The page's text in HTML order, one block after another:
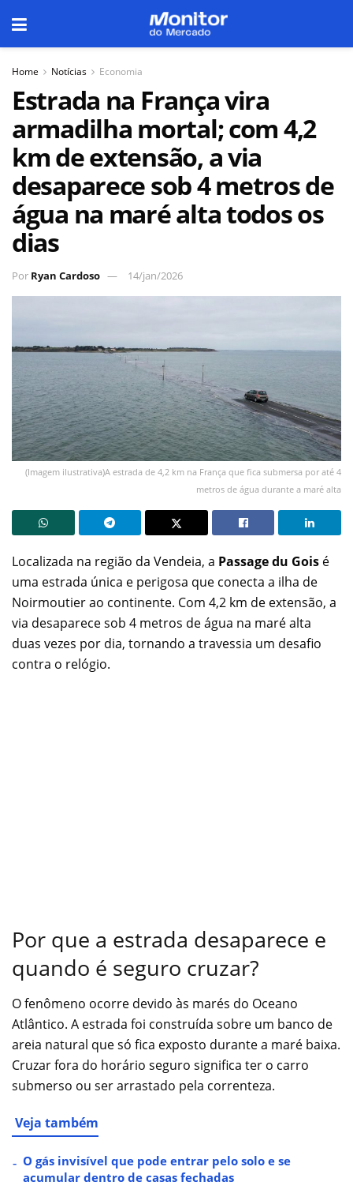
Home Notícias Economia
Estrada na França vira
armadilha mortal; com 4,2
km de extensão, a via
desaparece sob 4 metros de
água na maré alta todos os
dias
Por Ryan Cardoso 14/jan/2026
(Imagem ilustrativa)A estrada de 4,2 km na França que fica submersa por até 4
metros de água durante a maré alta
Localizada na região da Vendeia, a Passage du Gois é
uma estrada única e perigosa que conecta a ilha de
Noirmoutier ao continente. Com 4,2 km de extensão, a
via desaparece sob 4 metros de água na maré alta
duas vezes por dia, tornando a travessia um desafio
contra o relógio.
Por que a estrada desaparece e
quando é seguro cruzar?
O fenômeno ocorre devido às marés do Oceano
Atlântico. A estrada foi construída sobre um banco de
areia natural que só fica exposto durante a maré baixa.
Cruzar fora do horário seguro significa ter o carro
submerso ou ser arrastado pela correnteza.
Veja também
O gás invisível que pode entrar pelo solo e se
acumular dentro de casas fechadas